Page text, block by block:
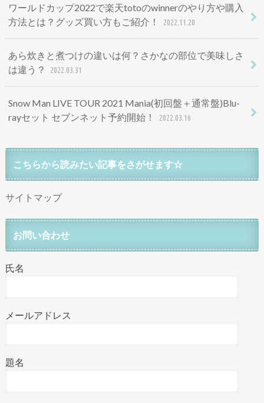
ワールドカップ2022で楽天totoのwinnerのやり方や購入
方法とは？グッズ買い方もご紹介！
2022.11.20
あら炊きと煮つけの違いは何？さかなの部位で美味しさ
は違う？
2022.03.31
Snow Man LIVE TOUR 2021 Mania(初回盤＋通常盤)Blu-
rayセット セブンネット予約開始！
2022.03.16
こちらから読みたい記事をさがせます☆
サイトマップ
お問い合わせ
氏名
メールアドレス
題名